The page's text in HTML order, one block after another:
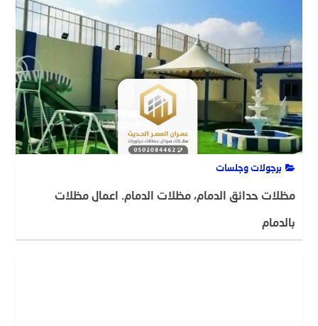
برجولات وجلسات
مظلات حدائق الدمام، مظلات الدمام. اعمال مظلات
بالدمام